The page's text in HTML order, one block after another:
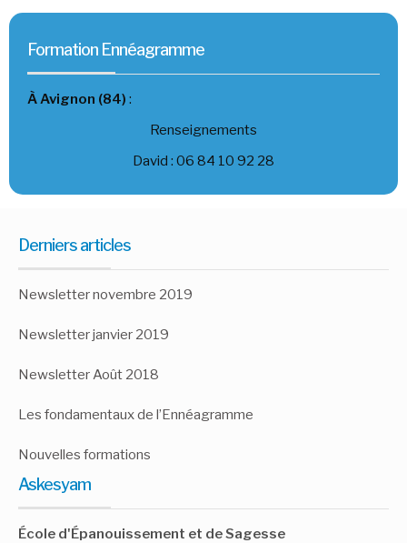
Formation Ennéagramme
À Avignon (84) :
Renseignements
David : 06 84 10 92 28
Derniers articles
Newsletter novembre 2019
Newsletter janvier 2019
Newsletter Août 2018
Les fondamentaux de l’Ennéagramme
Nouvelles formations
Askesyam
École d'Épanouissement et de Sagesse